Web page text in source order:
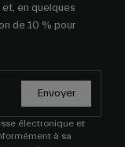
en quelques
de 10 % pour
Envoyer
électronique et
à sa